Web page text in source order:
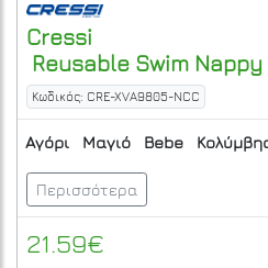
Cressi
Reusable Swim
Κωδικός: CRE-XVA9805-NCC
Αγόρι Μαγιό Bebe
Περισσότερα
21.59€